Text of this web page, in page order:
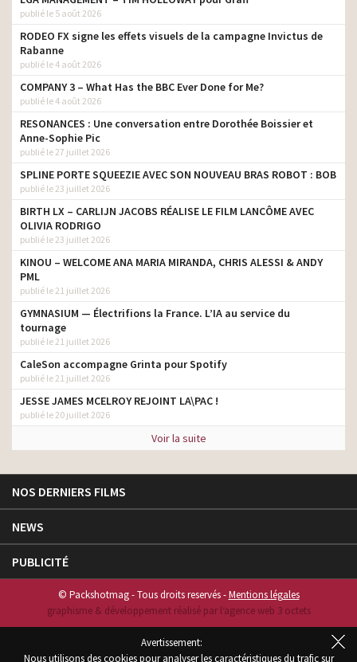
publié le 5 août 2026
RODEO FX signe les effets visuels de la campagne Invictus de
Rabanne
publié le 4 août 2026
COMPANY 3 – What Has the BBC Ever Done for Me?
publié le 4 août 2026
RESONANCES : Une conversation entre Dorothée Boissier et
Anne-Sophie Pic
publié le 27 juillet 2026
SPLINE PORTE SQUEEZIE AVEC SON NOUVEAU BRAS ROBOT : BOB
publié le 23 juillet 2026
BIRTH LX – CARLIJN JACOBS RÉALISE LE FILM LANCÔME AVEC
OLIVIA RODRIGO
publié le 23 juillet 2026
KINOU – WELCOME ANA MARIA MIRANDA, CHRIS ALESSI & ANDY
PML
publié le 21 juillet 2026
GYMNASIUM — Électrifions la France. L’IA au service du
tournage
publié le 21 juillet 2026
CaleSon accompagne Grinta pour Spotify
publié le 21 juillet 2026
JESSE JAMES MCELROY REJOINT LA\PAC !
publié le 20 juillet 2026
Voir la suite
NOS DERNIERS FILMS
NEWS
PUBLICITÉ
© Packshotmag - Tous droits reservés -Mentions légales
graphisme & développement réalisé par l‘agence web 3 octets
Avertissement:
Nous utilisons des cookies pour analyser les caractéristiques du trafic sur